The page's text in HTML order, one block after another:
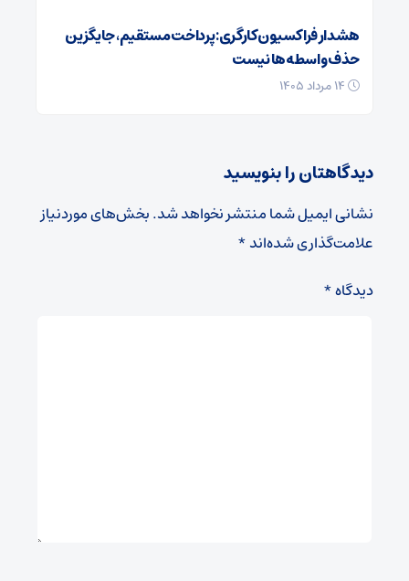
هشدار فراکسیون کارگری: پرداخت مستقیم، جایگزین
حذف واسطه‌ها نیست
دیدگاهتان را بنویسید
نشانی ایمیل شما منتشر نخواهد شد.بخش‌های موردنیاز
علامت‌گذاری شده‌اند*
دیدگاه*